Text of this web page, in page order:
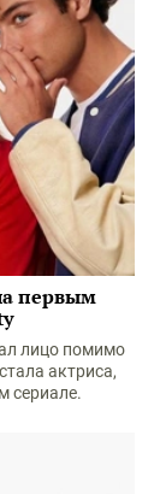
первым
лицо помимо
актриса,
сериале.